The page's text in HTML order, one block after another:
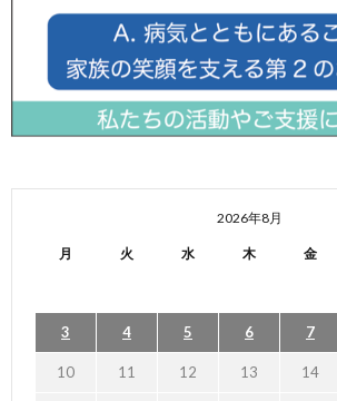
2026年8月
月 火 水 木 金
3 4 5 6 7
10 11 12 13 14